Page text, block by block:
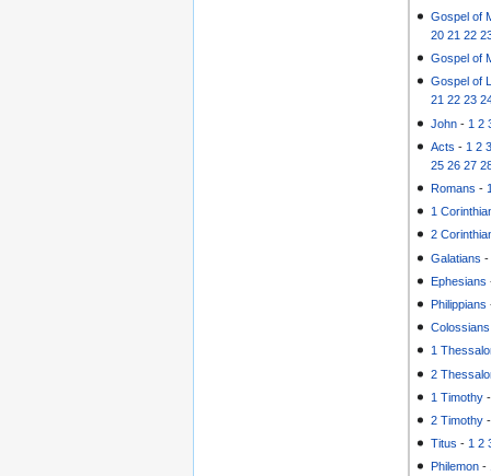
Gospel of
20 21 22
Gospel of
Gospel of
21 22 23
John - 1 2
Acts - 1 2
25 26 27
Romans -
1
2
Galatians
Ephesians
Philippians
Colossians
1
2
1 Timothy
2 Timothy
Titus - 1 2
Philemon -